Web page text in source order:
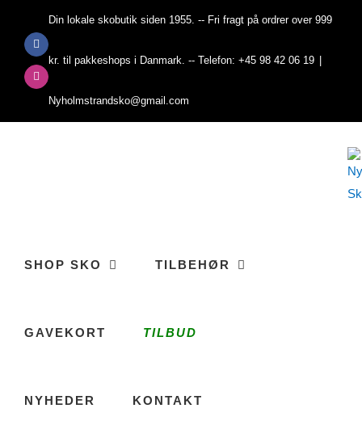
contentFacebook
Instagram
Din lokale skobutik siden 1955. -- Fri fragt på ordrer over 999
kr. til pakkeshops i Danmark. -- Telefon: +45 98 42 06 19
Nyholmstrandsko@gmail.com
SHOP SKO TILBEHØR
GAVEKORT TILBUD
NYHEDER KONTAKT